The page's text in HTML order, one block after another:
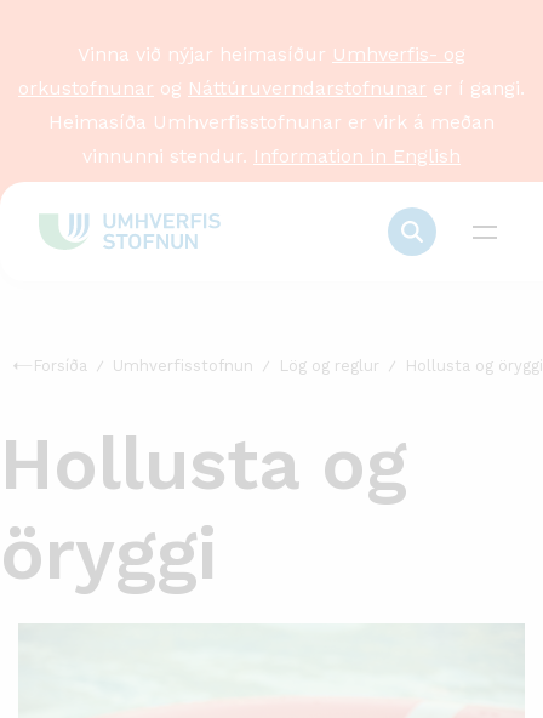
Vinna við nýjar heimasíður Umhverfis- og
orkustofnunar og Náttúruverndarstofnunar er í gangi.
Heimasíða Umhverfisstofnunar er virk á meðan
vinnunni stendur. Information in English
Forsíða Umhverfisstofnun Lög og reglur Hollusta og öryggi
Hollusta og
öryggi